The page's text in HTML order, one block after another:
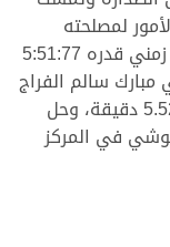
لمصلحته
محققاً الفوز والناموس القوي في توقيت زمني قدره 5:51:77
سالم الفراج
في المركز الثاني بتوقيت زمني قدره 5.52.37 دقيقة، وحل
في المركز